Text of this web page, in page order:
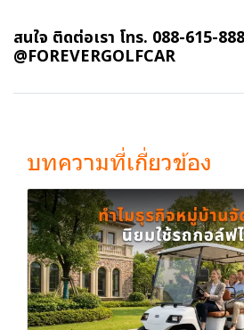
สนใจ ติดต่อเรา โทร. 088-615-
@FOREVERGOLFCAR
บทความที่เกี่ยวข้อง